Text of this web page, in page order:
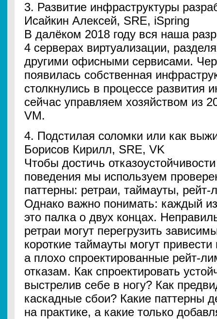
3. Развитие инфраструктуры
Исайкин Алексей, SRE, iSpring
В далёком 2018 году вся наша
4 серверах виртуализации,
другими офисными сервисами.
появилась собственная
столкнулись в процессе развития
сейчас управляем хозяйством из
VM.
4. Подстилая соломки или как
Борисов Кирилл, SRE, VK
Чтобы достичь
поведения мы используем
паттерны: ретраи, таймауты,
Однако важно понимать: каждый
это палка о двух концах.
ретраи могут перегрузить
короткие таймауты могут
а плохо спроектированные рейт-
отказам. Как спроектировать
выстрелив себе в ногу? Как
каскадные сбои? Какие паттерны
на практике, а какие только